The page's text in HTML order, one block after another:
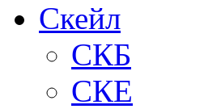
Скейл
СКБ
СКЕ